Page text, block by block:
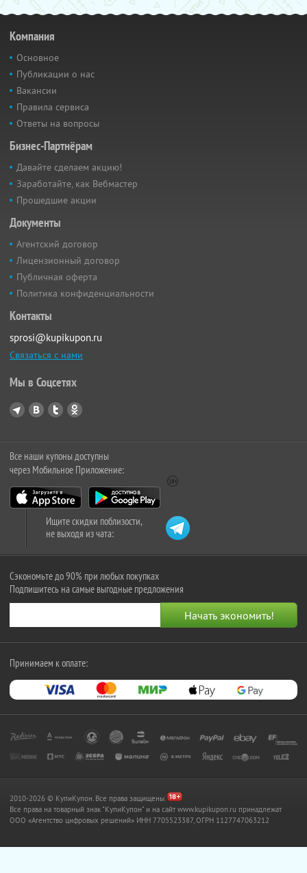
Компания
Основное
Публикации о нас
Вакансии
Правила сервиса
Ответы на вопросы
Бизнес-Партнёрам
Давайте сделаем акцию!
Заработайте, как Вебмастер
Прошедшие акции
Документы
Агентский договор
Лицензионный договор
Публичная оферта
Политика конфиденциальности
Контакты
sprosi@kupikupon.ru
Связаться с нами
Мы в Соцсетях
Все наши купоны доступны
через Мобильное Приложение:
Ищите скидки поблизости,
не выходя из чата:
Сэкономьте до 90% при любых покупках
Подпишитесь на самые выгодные предложения
Принимаем к оплате:
2010-2026 © КупиКупон. Все права защищены.
Все права на товарный знак "КупиКупон" и на сайт www.kupikupon.ru принадлежат
OOO «Агентство цифровых решений» ИНН 7705523387, ОГРН 1127747063212